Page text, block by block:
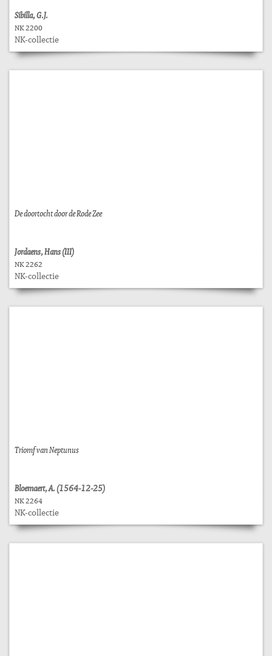
Sibilla, G.J.
NK 2200
NK-collectie
De doortocht door de Rode Zee
Jordaens, Hans (III)
NK 2262
NK-collectie
Triomf van Neptunus
Bloemaert, A. (1564-12-25)
NK 2264
NK-collectie